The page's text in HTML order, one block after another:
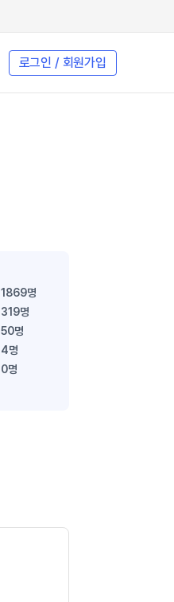
로그인 / 회원가입
1869명
319명
50명
4명
0명